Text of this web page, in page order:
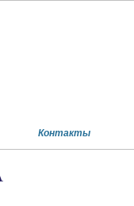
Контакты
mail: